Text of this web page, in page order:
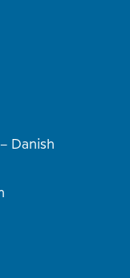
Danish